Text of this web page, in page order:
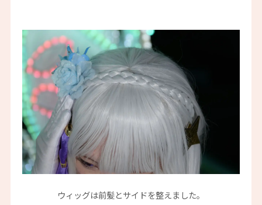
ウィッグは前髪とサイドを整えました。